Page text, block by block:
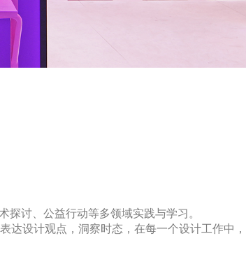
讨、公益行动等多领域实践与学习。
达设计观点，洞察时态，在每一个设计工作中